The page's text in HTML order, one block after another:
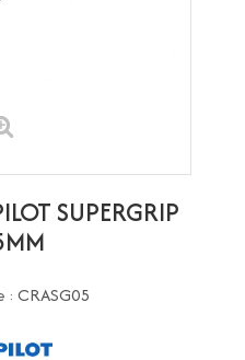
SUPERGRIP
: CRASG05